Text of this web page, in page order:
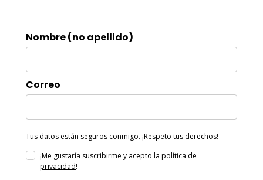
Nombre (no apellido)
Correo
Tus datos están seguros conmigo. ¡Respeto tus derechos!
¡Me gustaría suscribirme y acepto la política de
privacidad!